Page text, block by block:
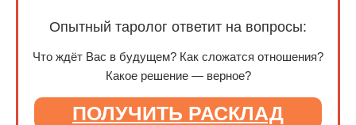
Опытный таролог ответит на вопросы:
Что ждёт Вас в будущем? Как сложатся отношения?
Какое решение — верное?
ПОЛУЧИТЬ РАСКЛАД